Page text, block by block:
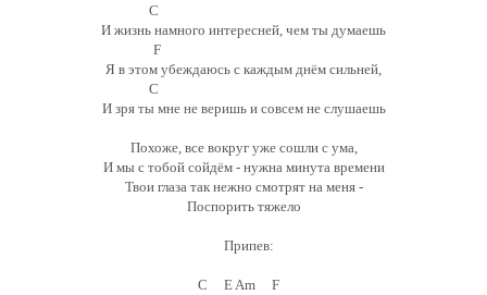
C
И жизнь намного интересней, чем ты думаешь
F
Я в этом убеждаюсь с каждым днём сильней,
C
И зря ты мне не веришь и совсем не слушаешь
Похоже, все вокруг уже сошли с ума,
И мы с тобой сойдём - нужна минута времени
Твои глаза так нежно смотрят на меня -
Поспорить тяжело
Припев:
C E Am F